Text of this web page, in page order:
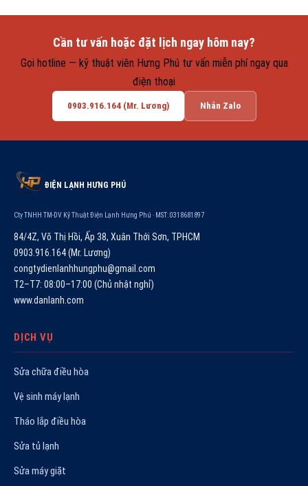
Cần tư vấn hoặc đặt lịch ngay hôm nay?
Gọi hotline — kỹ thuật viên Hưng Phú tư vấn miễn phí ngay qua
điện thoại
0903.916.164 (Mr. Lương) Nhắn Zalo
ĐIỆN LẠNH HƯNG PHÚ
Cty TNHH TM-DV Kỹ Thuật Điện Lạnh Hưng Phú · MST: 0318681897
84/4Z, Võ Thị Hồi, Ấp 38, Xuân Thới Sơn, TPHCM
0903.916.164 (Mr. Lương)
congtydienlanhhungphu@gmail.com
T2–T7: 08:00–17:00 (Chủ nhật nghỉ)
www.danlanh.com
DỊCH VỤ
Sửa chữa điều hòa
Vệ sinh máy lạnh
Tháo lắp điều hòa
Sửa tủ lạnh
Sửa máy giặt